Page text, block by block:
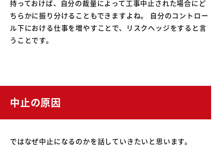
持っておけば、自分の裁量によって工事中止された場合にど
ちらかに振り分けることもできますよね。 自分のコントロー
ル下における仕事を増やすことで、リスクヘッジをすると言
うことです。
中止の原因
ではなぜ中止になるのかを話していきたいと思います。